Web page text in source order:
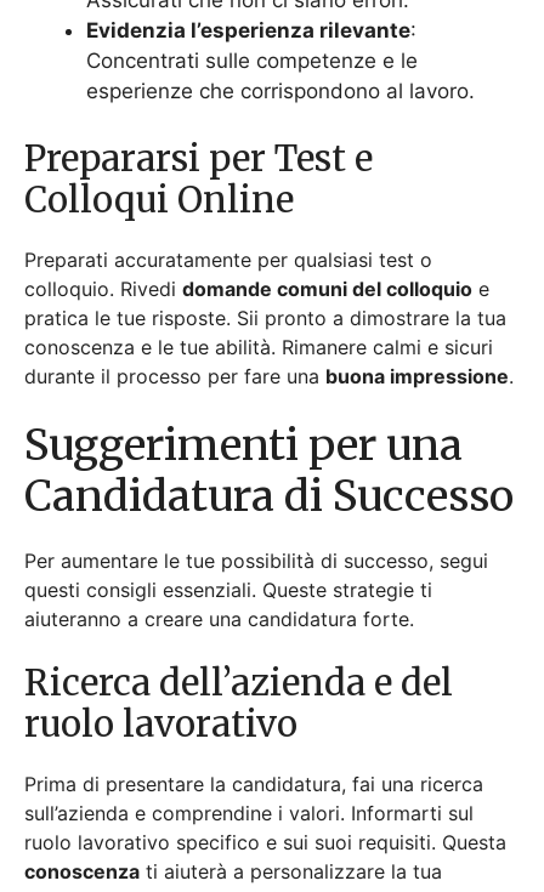
durante il processo per fare unabuona impressione
Suggerimenti per una
Candidatura di Successo
Per aumentare le tue possibilità di successo, segui
aiuteranno a creare una candidatura forte.
Ricerca dell’azienda e del
ruolo lavorativo
Prima di presentare la candidatura, fai una ricerca
sull’azienda e comprendine i valori. Informarti sul
ruolo lavorativo specifico e sui suoi requisiti. Questa
conoscenzati aiuterà a personalizzare la tua
candidatura. Essere
ben informati dimostra un reale
interesse.
Adattare il tuo curriculum e
la lettera di presentazione
all’offerta di lavoro
Personalizza il tuo curriculum e la lettera di
presentazione in modo da rispecchiare i requisiti del
lavoro. Evidenzia le esperienze più rilevanti. Questo
renderà la tua candidatura piùattraente per i